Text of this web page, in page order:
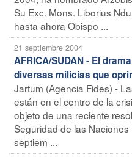
Su Exc. Mons. Liborius
hasta ahora Obispo ...
21 septiembre 2004
AFRICA/SUDAN - El
diversas milicias que
Jartum (Agencia Fides) -
están en el centro de la
objeto de una reciente
Seguridad de las
septiem ...